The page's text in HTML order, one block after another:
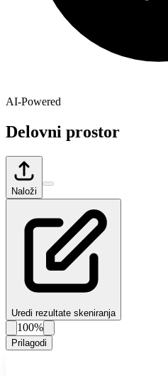
AI-Powered
Delovni prostor
Naloži
Uredi rezultate skeniranja
100%
Prilagodi